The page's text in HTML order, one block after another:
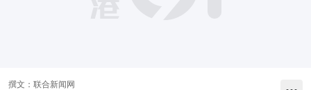
撰文： 联合新闻网